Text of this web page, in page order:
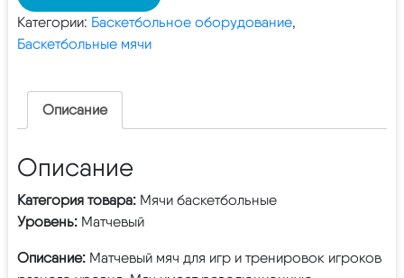
Категории: Баскетбольное оборудование,
Баскетбольные мячи
Описание
Описание
Категория товара: Мячи баскетбольные
Уровень: Матчевый
Описание: Матчевый мяч для игр и тренировок игроков